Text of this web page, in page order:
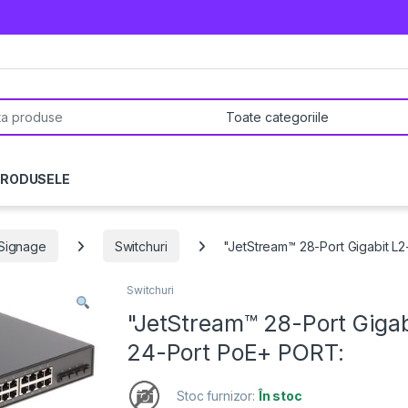
Switchuri "JetStream™ 28-Port Gigabit
Switchuri
"JetStream™ 28-Port
24-Port PoE+ PORT:
Stoc furnizor:În stoc